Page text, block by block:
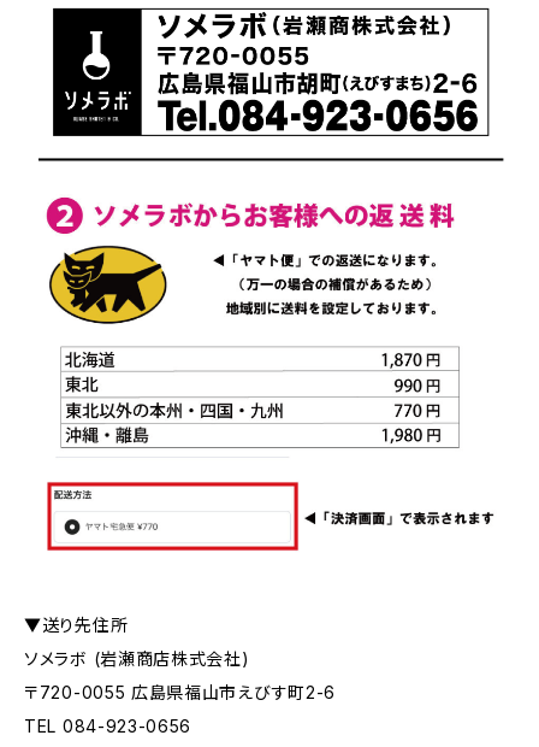
▼送り先住所
ソメラボ (岩瀬商店株式会社)
〒720-0055 広島県福山市えびす町2-6
TEL 084-923-0656